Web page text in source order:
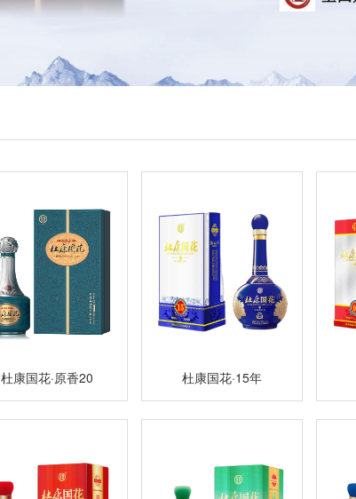
杜康国花·原香20 杜康国花·15年